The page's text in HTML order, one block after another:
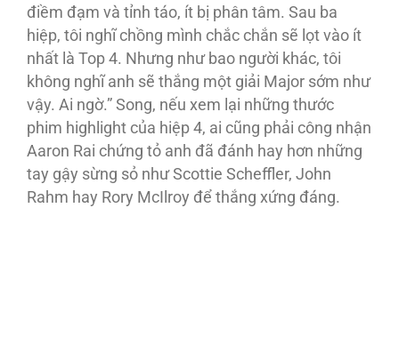
điềm đạm và tỉnh táo, ít bị phân tâm. Sau ba
hiệp, tôi nghĩ chồng mình chắc chắn sẽ lọt vào ít
nhất là Top 4. Nhưng như bao người khác, tôi
không nghĩ anh sẽ thắng một giải Major sớm như
vậy. Ai ngờ.” Song, nếu xem lại những thước
phim highlight của hiệp 4, ai cũng phải công nhận
Aaron Rai chứng tỏ anh đã đánh hay hơn những
tay gậy sừng sỏ như Scottie Scheffler, John
Rahm hay Rory McIlroy để thắng xứng đáng.